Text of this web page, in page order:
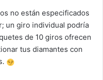
no están especificados
un giro individual podría
de 10 giros ofrecen
tus diamantes con